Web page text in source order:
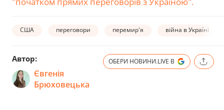
США переговори перемир'я війна в Україні
Автор:
Євгенія
Брюховецька
ОБЕРИ НОВИНИ.LIVE В